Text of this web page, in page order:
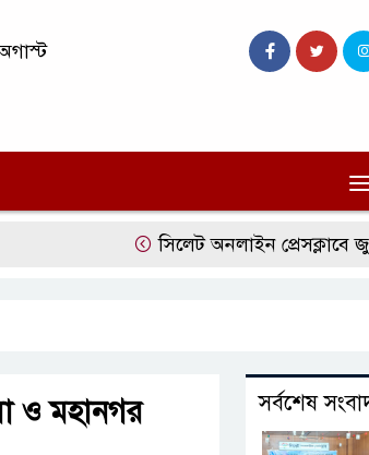
সিলেট অনলাইন প্রেসক্লাবে জুলাই
ও মহানগর
সর্বশেষ